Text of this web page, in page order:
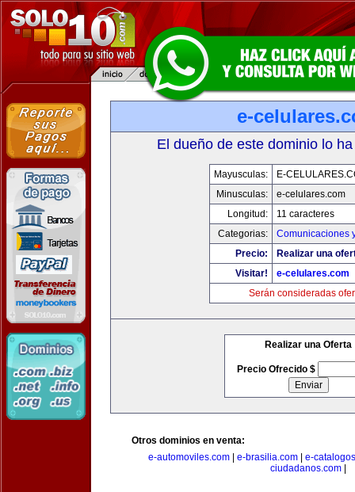
e-
El dueño de este dominio lo
Mayusculas:
E-
Minusculas:
e-celulares.com
Longitud:
11 caracteres
Categorias:
Comunicaciones
Precio:
Realizar una
Visitar!
e-celulares.com
Serán consideradas
Realizar una Oferta
Precio Ofrecido $
Otros dominios en venta:
e-automoviles.com
e-brasilia.com
e-
ciudadanos.com